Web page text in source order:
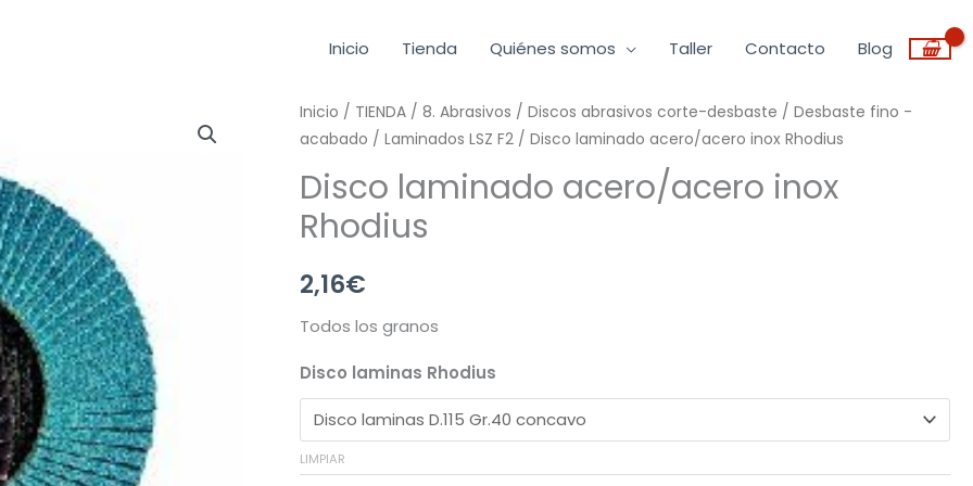
Inicio Tienda Quiénes somos Taller Contacto Blog
Inicio / TIENDA /8. Abrasivos /Discos abrasivos corte-desbaste /Desbaste fino -
acabado /Laminados LSZ F2 / Disco laminado acero/acero inox Rhodius
Disco laminado acero/acero inox
Rhodius
2,16€
Todos los granos
Disco laminas Rhodius
LIMPIAR
Disco
laminado
acero/acero
inox
Rhodius